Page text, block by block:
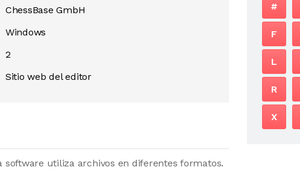
ChessBase GmbH
Windows
2
Sitio web del editor
software utiliza archivos en diferentes formatos.
#
F
L
R
X